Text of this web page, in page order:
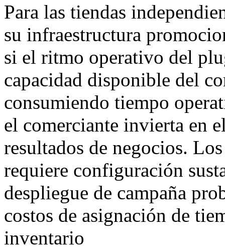
Para las tiendas
su infraestructura
si el ritmo operativo del
capacidad disponible del
consumiendo tiempo
el comerciante invierta en
resultados de negocios.
requiere configuración
despliegue de campaña
costos de asignación de
inventario